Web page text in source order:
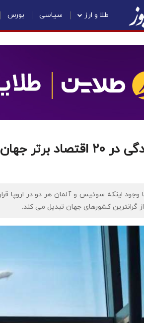
طلا و ارز سیاسی بورس
است؟/ مهاجران بخوانند
وجود اینکه سوئیس و آلمان هر دو در اروپا
گرانترین کشورهای جهان تبدیل می کند.